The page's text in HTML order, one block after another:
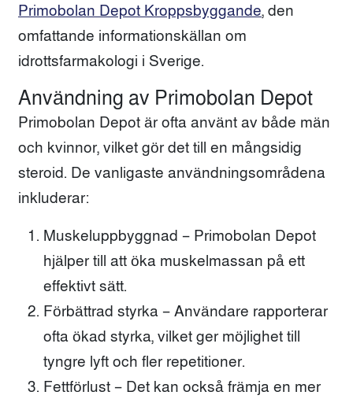
Primobolan Depot Kroppsbyggande, den
omfattande informationskällan om
idrottsfarmakologi i Sverige.
Användning av Primobolan Depot
Primobolan Depot är ofta använt av både män
och kvinnor, vilket gör det till en mångsidig
steroid. De vanligaste användningsområdena
inkluderar:
Muskeluppbyggnad – Primobolan Depot
hjälper till att öka muskelmassan på ett
effektivt sätt.
Förbättrad styrka – Användare rapporterar
ofta ökad styrka, vilket ger möjlighet till
tyngre lyft och fler repetitioner.
Fettförlust – Det kan också främja en mer